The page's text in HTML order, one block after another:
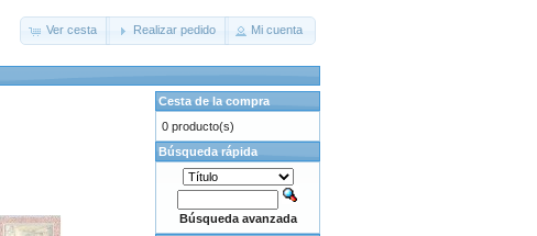
Ver cesta Realizar pedido Mi cuenta
Cesta de la compra
0 producto(s)
Búsqueda rápida
Búsqueda avanzada